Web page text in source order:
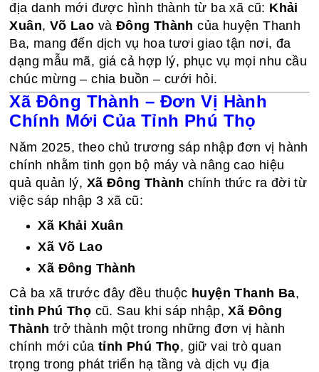
địa danh mới được hình thành từ ba xã cũ: Khải
Xuân, Võ Lao và Đông Thành của huyện Thanh
Ba, mang đến dịch vụ hoa tươi giao tận nơi, đa
dạng mẫu mã, giá cả hợp lý, phục vụ mọi nhu cầu
chúc mừng – chia buồn – cưới hỏi.
Xã Đông Thành – Đơn Vị Hành
Chính Mới Của Tỉnh Phú Thọ
Năm 2025, theo chủ trương sáp nhập đơn vị hành
chính nhằm tinh gọn bộ máy và nâng cao hiệu
quả quản lý, Xã Đông Thành chính thức ra đời từ
việc sáp nhập 3 xã cũ:
Xã Khải Xuân
Xã Võ Lao
Xã Đông Thành
Cả ba xã trước đây đều thuộc huyện Thanh Ba,
tỉnh Phú Thọ cũ. Sau khi sáp nhập,Xã Đông
Thành trở thành một trong những đơn vị hành
chính mới củatỉnh Phú Thọ, giữ vai trò quan
trọng trong phát triển hạ tầng và dịch vụ địa